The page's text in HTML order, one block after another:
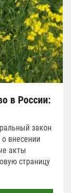
в России:
закон
внесении
акты
страницу